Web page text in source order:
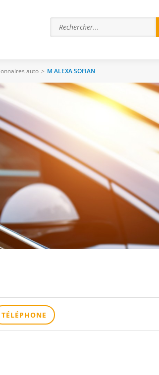
auto > M ALEXA SOFIAN
TÉLÉPHONE